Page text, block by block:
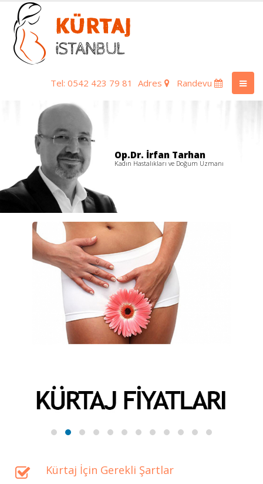
Tel: 0542 423 79 81 Adres Randevu
Op.Dr. İrfan Tarhan
Kadın Hastalıkları ve Doğum Uzmanı
Kürtaj İçin Gerekli Şartlar